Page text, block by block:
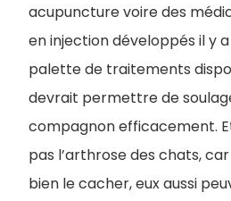
acupuncture voire des
en injection développés il y
palette de traitements
devrait permettre de
compagnon efficacement.
pas l’arthrose des chats,
bien le cacher, eux aussi